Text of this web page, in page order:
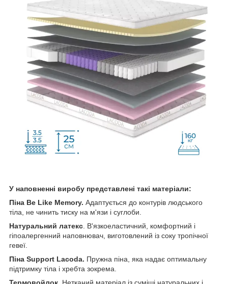
У наповненні виробу представлені такі матеріали:
Піна Be Like Memory. Адаптується до контурів людського
тіла, не чинить тиску на м'язи і суглоби.
Натуральний латекс. В'язкоеластичний, комфортний і
гіпоалергенний наповнювач, виготовлений із соку тропічної
гевеї.
Піна Support Lacoda. Пружна піна, яка надає оптимальну
підтримку тіла і хребта зокрема.